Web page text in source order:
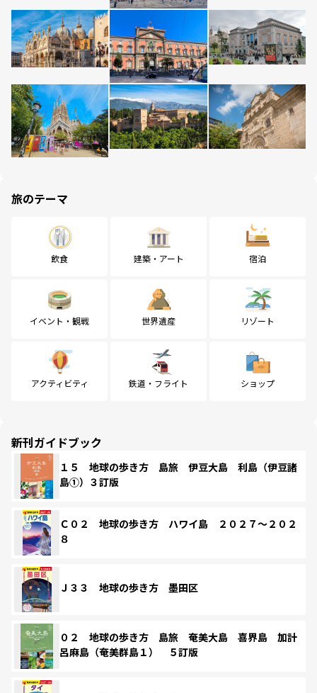
旅のテーマ
飲食 建築・アート 宿泊
イベント・観戦 世界遺産 リゾート
アクティビティ 鉄道・フライト ショップ
新刊ガイドブック
１５ 地球の歩き方 島旅 伊豆大島 利島（伊豆諸
島①）３訂版
Ｃ０２ 地球の歩き方 ハワイ島 ２０２７～２０２
８
Ｊ３３ 地球の歩き方 墨田区
０２ 地球の歩き方 島旅 奄美大島 喜界島 加計
呂麻島（奄美群島１） ５訂版